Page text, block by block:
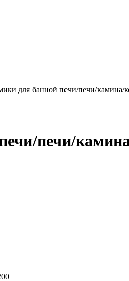
для банной печи/печи/камина/
печи/